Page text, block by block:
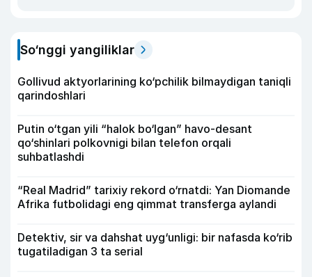
So‘nggi yangiliklar
Gollivud aktyorlarining ko‘pchilik bilmaydigan taniqli
qarindoshlari
Putin o‘tgan yili “halok bo‘lgan” havo-desant
qo‘shinlari polkovnigi bilan telefon orqali
suhbatlashdi
“Real Madrid” tarixiy rekord o‘rnatdi: Yan Diomande
Afrika futbolidagi eng qimmat transferga aylandi
Detektiv, sir va dahshat uyg‘unligi: bir nafasda ko‘rib
tugatiladigan 3 ta serial